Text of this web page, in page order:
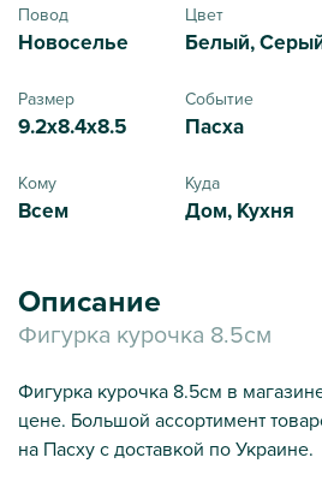
Повод
Новоселье
Цвет
Белый,
Размер
9.2x8.4x8.5
Событие
Пасха
Кому
Всем
Куда
Дом, Кухня
Описание
Фигурка курочка 8.5см
Фигурка курочка 8.5см в
цене. Большой ассортимент
на Пасху с доставкой по Украине.